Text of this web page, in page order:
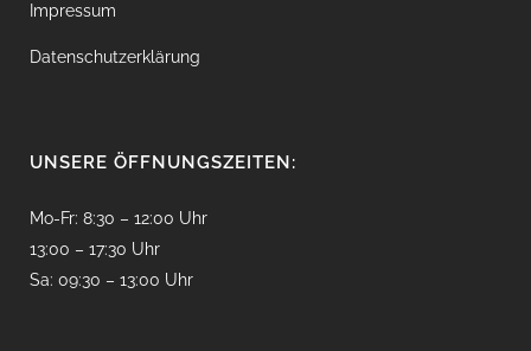
Impressum
Datenschutzerklärung
UNSERE ÖFFNUNGSZEITEN:
Mo-Fr: 8:30 – 12:00 Uhr
13:00 – 17:30 Uhr
Sa: 09:30 – 13:00 Uhr